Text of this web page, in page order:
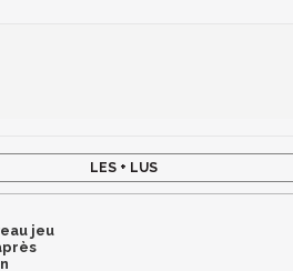
LES + LUS
jeu